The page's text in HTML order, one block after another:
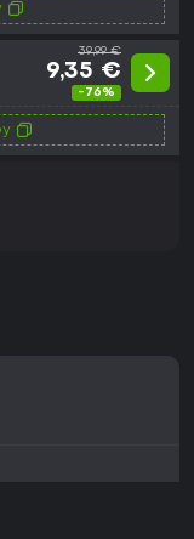
39,99 €
9,35 €
-76%